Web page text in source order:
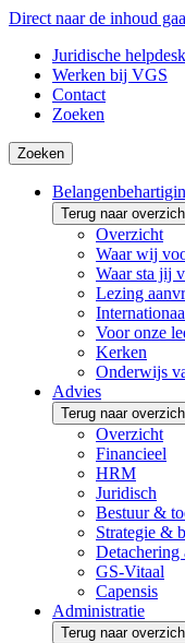
Direct naar de inhoud
Juridische helpdesk
Werken bij VGS
Contact
Zoeken
Zoeken
Terug naar
Overzicht
Waar wij
Waar sta jij
Lezing
Voor onze
Kerken
Onderwijs
Advies
Terug naar
Overzicht
Financieel
HRM
Juridisch
Bestuur &
Strategie &
Detachering
GS-Vitaal
Capensis
Administratie
Terug naar